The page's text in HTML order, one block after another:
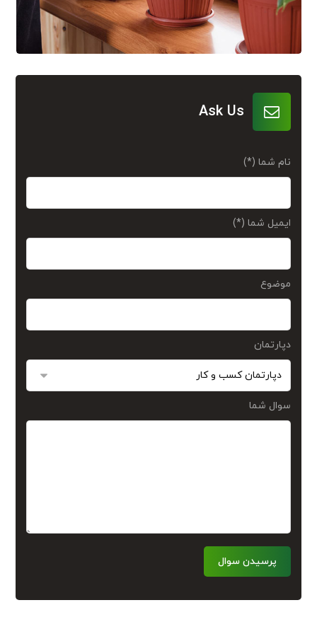
Ask Us
نام شما (*)
ایمیل شما (*)
موضوع
دپارتمان
سوال شما
پرسیدن سوال